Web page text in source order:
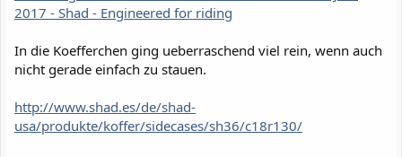
2017 - Shad - Engineered for riding
In die Koefferchen ging ueberraschend viel rein, wenn auch
nicht gerade einfach zu stauen.
http://www.shad.es/de/shad-
usa/produkte/koffer/sidecases/sh36/c18r130/